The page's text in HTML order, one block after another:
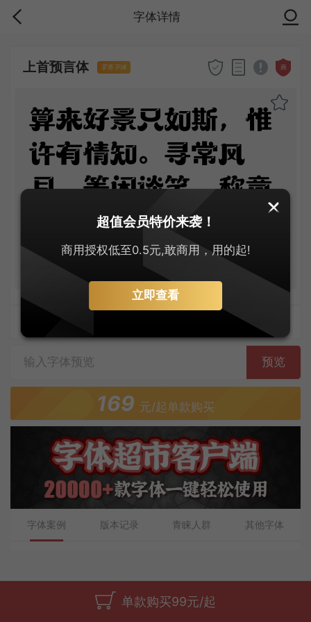
字体详情
上首预言体 零售字体 商
算来好景只如斯，惟
许有情知。寻常风
月，等闲谈笑，称意
即相宜。十年青鸟音
尘断，往事不胜思。
预览
169 元/起单款购买
字体案例 版本记录 青睐人群 其他字体
单款购买99元/起
超值会员特价来袭！
商用授权低至0.5元,敢商用，用的起!
立即查看